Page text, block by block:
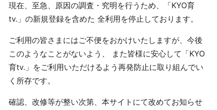
現在、至急、原因の調査・究明を行うため、「KYO育
tv.」の新規登録を含めた 全利用を停止しております。
ご利用の皆さまにはご不便をおかけいたしますが、今後
このようなことがないよう、 また皆様に安心して「KYO
育tv.」をご利用いただけるよう再発防止に取り組んでい
く所存です。
確認、改修等が整い次第、本サイトにて改めてお知らせ